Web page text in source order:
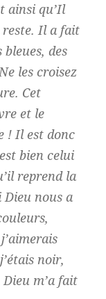
ainsi qu’Il
reste.Il a fait
des
les croisez
Cet
et le
! Il est donc
bien celui
reprend la
Dieu nous a
noir,
m’a fait